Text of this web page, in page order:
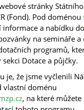
stránky
(Fond). Pod doménou
a nabídku
na semináře a
programů,
Dotace a půjčky.
je, že jsme vyčlenili
vlastní doménu
, na které můžete